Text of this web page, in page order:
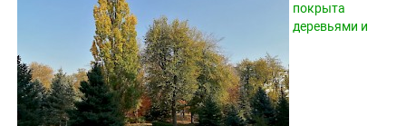
покрыта
деревьями и